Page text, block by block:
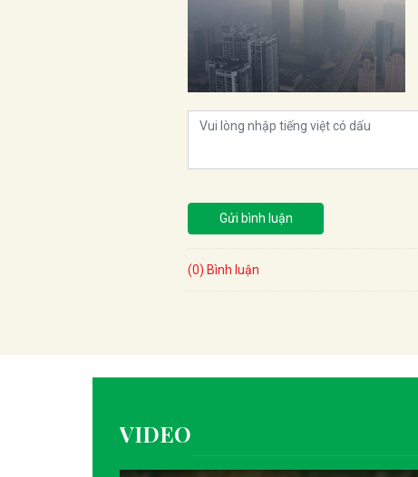
Gửi bình luận
(0) Bình luận
VIDEO